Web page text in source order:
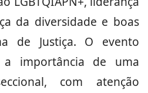
da diversidade e boas
de Justiça. O evento
a importância de uma
com atenção